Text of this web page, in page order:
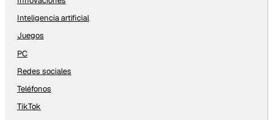
Inteligencia artificial
Juegos
PC
Redes sociales
Teléfonos
TikTok